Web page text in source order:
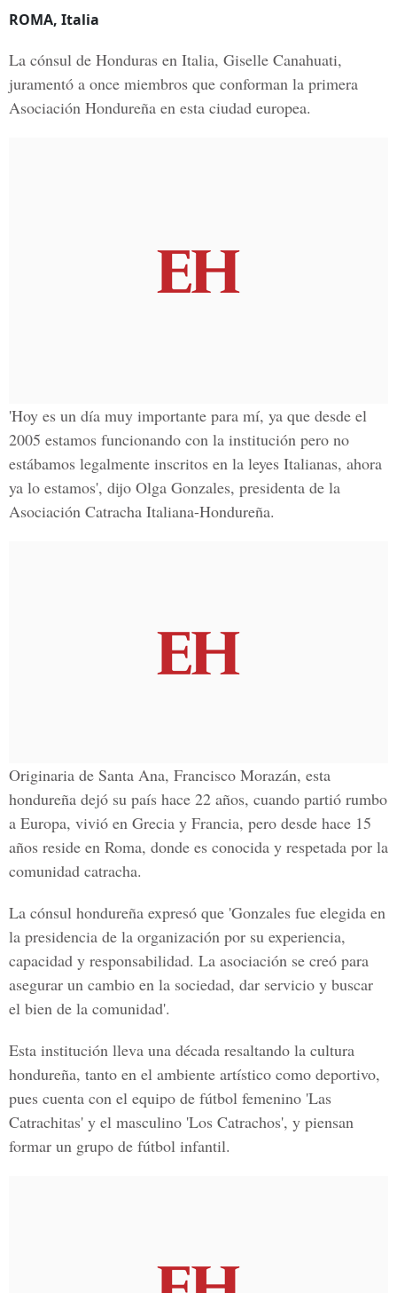
ROMA, Italia
La cónsul de Honduras en Italia, Giselle Canahuati,
juramentó a once miembros que conforman la primera
Asociación Hondureña en esta ciudad europea.
'Hoy es un día muy importante para mí, ya que desde el
2005 estamos funcionando con la institución pero no
estábamos legalmente inscritos en la leyes Italianas, ahora
ya lo estamos', dijo Olga Gonzales, presidenta de la
Asociación Catracha Italiana-Hondureña.
Originaria de Santa Ana, Francisco Morazán, esta
hondureña dejó su país hace 22 años, cuando partió rumbo
a Europa, vivió en Grecia y Francia, pero desde hace 15
años reside en Roma, donde es conocida y respetada por la
comunidad catracha.
La cónsul hondureña expresó que 'Gonzales fue elegida en
la presidencia de la organización por su experiencia,
capacidad y responsabilidad. La asociación se creó para
asegurar un cambio en la sociedad, dar servicio y buscar
el bien de la comunidad'.
Esta institución lleva una década resaltando la cultura
hondureña, tanto en el ambiente artístico como deportivo,
pues cuenta con el equipo de fútbol femenino 'Las
Catrachitas' y el masculino 'Los Catrachos', y piensan
formar un grupo de fútbol infantil.